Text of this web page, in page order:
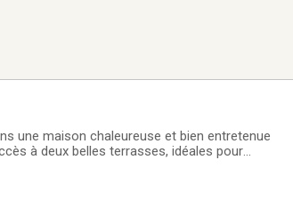
une maison chaleureuse et bien entretenue
à deux belles terrasses, idéales pour